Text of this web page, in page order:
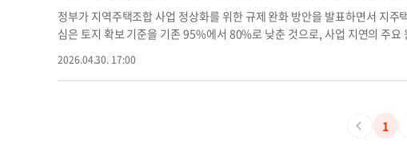
정부가 지역주택조합 사업 정상화를 위한 규제 완화 방안을 발표하면서 지주
심은 토지 확보 기준을 기존 95%에서 80%로 낮춘 것으로, 사업 지연의 주요
도입, 자금 운용 및 정보 공개 기준 강화가 더해지며 사업 안정성과 투명성 역
속에서 의정부 가능동에서 추진 중인 의정부 현진에버빌 하이뷰가 주목받고
확보와 인허가 절차가 선행된 기반 위에서 사업이 추진되고 있어, 규제 완화
더욱 빠르게 이어질 것으로 기대된다는 분석이다. 또한 최근 의정부 일대에
2026.04.30. 17:00
1